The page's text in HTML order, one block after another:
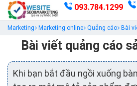
093.784.1299
Marketing Marketing online Quảng cáo Bài
Bài viết quảng cáo
Khi bạn bắt đầu ngồi xuống